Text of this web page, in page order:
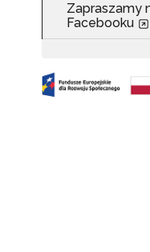
Zapraszamy
Facebooku